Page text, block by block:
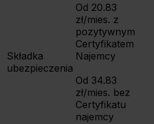
Składka
ubezpieczenia
Od 20.83
zł/mies. z
pozytywnym
Certyfikatem
Najemcy
Od 34.83
zł/mies. bez
Certyfikatu
najemcy